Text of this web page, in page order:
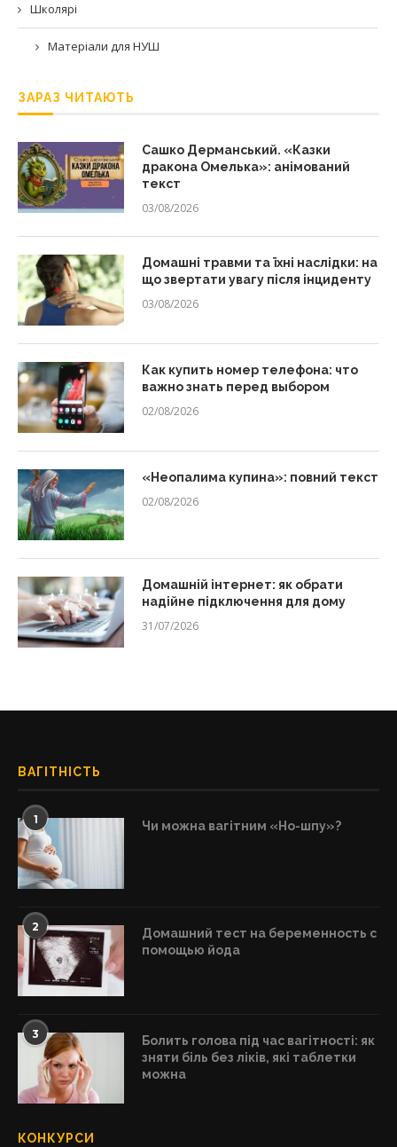
Школярі
Матеріали для НУШ
ЗАРАЗ ЧИТАЮТЬ
Сашко Дерманський. «Казки
дракона Омелька»: анімований
текст
03/08/2026
Домашні травми та їхні наслідки: на
що звертати увагу після інциденту
03/08/2026
Как купить номер телефона: что
важно знать перед выбором
02/08/2026
«Неопалима купина»: повний текст
02/08/2026
Домашній інтернет: як обрати
надійне підключення для дому
31/07/2026
ВАГІТНІСТЬ
1 Чи можна вагітним «Но-шпу»?
2
Домашний тест на беременность с
помощью йода
3
Болить голова під час вагітності: як
зняти біль без ліків, які таблетки
можна
КОНКУРСИ